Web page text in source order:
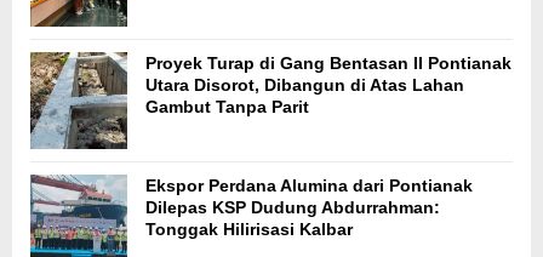
Proyek Turap di Gang Bentasan II Pontianak
Utara Disorot, Dibangun di Atas Lahan
Gambut Tanpa Parit
Ekspor Perdana Alumina dari Pontianak
Dilepas KSP Dudung Abdurrahman:
Tonggak Hilirisasi Kalbar